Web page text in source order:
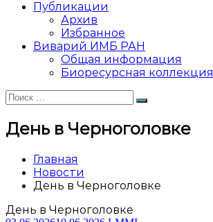
Энгельгардта
Публикации
Архив
Избранное
Виварий ИМБ РАН
Общая информация
Биоресурсная коллекция
Искать:
Поиск
День в Черноголовке
Главная
Новости
День в Черноголовке
День в Черноголовке